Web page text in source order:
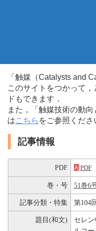
「触媒（Catalysts and
このサイトをつかって
ドもできます．
また，「触媒技術の動
はこちら をご参照くださ
記事情報
PDF PDF
巻・号 51巻6
記事分類・特集 第104
題目(和文)
セレ